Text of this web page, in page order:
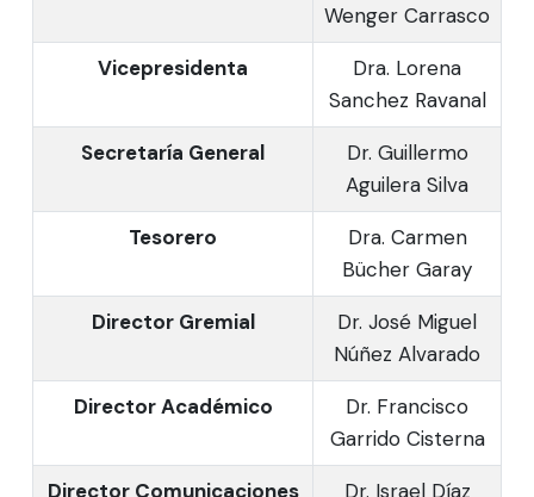
Wenger Carrasco
Vicepresidenta
Dra. Lorena
Sanchez Ravanal
Secretaría General
Dr. Guillermo
Aguilera Silva
Tesorero
Dra. Carmen
Bücher Garay
Director Gremial
Dr. José Miguel
Núñez Alvarado
Director Académico
Dr. Francisco
Garrido Cisterna
Director Comunicaciones
Dr. Israel Díaz